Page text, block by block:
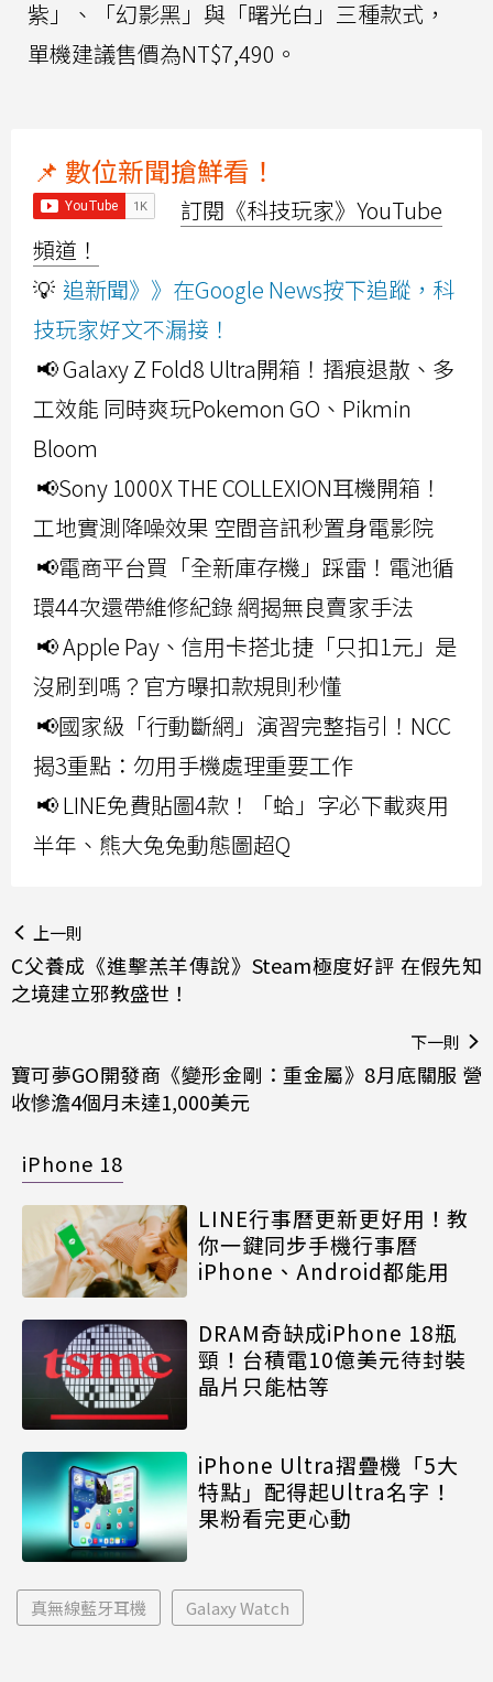
紫」、「幻影黑」與「曙光白」三種款式，
單機建議售價為NT$7,490。
📌 數位新聞搶鮮看！
訂閱《科技玩家》YouTube
頻道！
💡 追新聞》》在Google News按下追蹤，科
技玩家好文不漏接！
📢 Galaxy Z Fold8 Ultra開箱！摺痕退散、多
工效能 同時爽玩Pokemon GO、Pikmin
Bloom
📢Sony 1000X THE COLLEXION耳機開箱！
工地實測降噪效果 空間音訊秒置身電影院
📢電商平台買「全新庫存機」踩雷！電池循
環44次還帶維修紀錄 網揭無良賣家手法
📢 Apple Pay、信用卡搭北捷「只扣1元」是
沒刷到嗎？官方曝扣款規則秒懂
📢國家級「行動斷網」演習完整指引！NCC
揭3重點：勿用手機處理重要工作
📢 LINE免費貼圖4款！「蛤」字必下載爽用
半年、熊大兔兔動態圖超Q
上一則
C父養成《進擊羔羊傳說》Steam極度好評 在假先知
之境建立邪教盛世！
下一則
寶可夢GO開發商《變形金剛：重金屬》8月底關服 營
收慘澹4個月未達1,000美元
iPhone 18
LINE行事曆更新更好用！教
你一鍵同步手機行事曆
iPhone、Android都能用
DRAM奇缺成iPhone 18瓶
頸！台積電10億美元待封裝
晶片只能枯等
iPhone Ultra摺疊機「5大
特點」配得起Ultra名字！
果粉看完更心動
真無線藍牙耳機 Galaxy Watch